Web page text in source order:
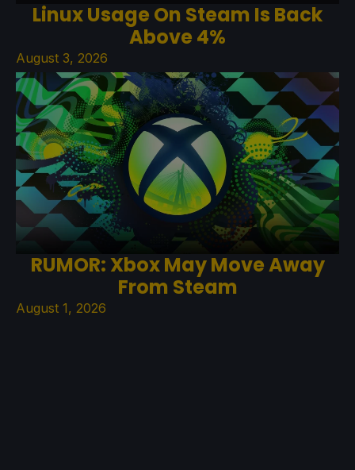
Linux Usage On Steam Is Back
Above 4%
August 3, 2026
RUMOR: Xbox May Move Away
From Steam
August 1, 2026